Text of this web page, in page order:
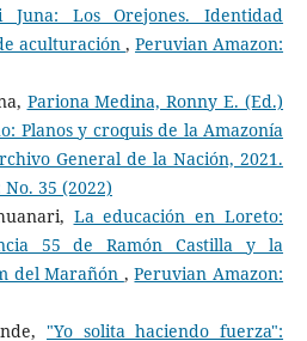
Juna: Los Orejones. Identidad
aculturación,Peruvian Amazon:
Pariona Medina, Ronny E. (Ed.)
Planos y croquis de la Amazonía
General de la Nación, 2021.
35 (2022)
La educación en Loreto:
55 de Ramón Castilla y la
del Marañón ,Peruvian Amazon:
"Yo solita haciendo fuerza":